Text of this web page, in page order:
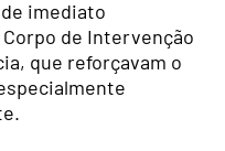
imediato
de Intervenção
que reforçavam o